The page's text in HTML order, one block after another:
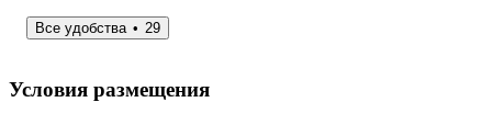
Все удобства 29
Условия размещения